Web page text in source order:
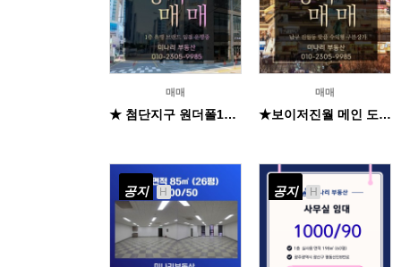
매매
★ 첨단지구 원더폴1층 구분 상가 매매
매매
★보이저진월 메인 도로변 핫플 수익형 상가 매매
공지 H 공지 H